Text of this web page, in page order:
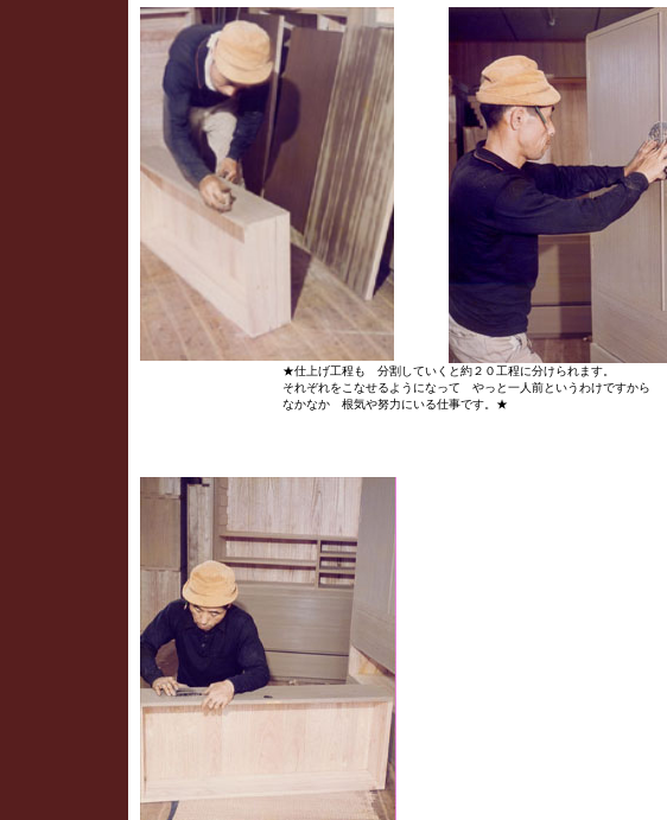
★仕上げ工程も 分割していくと約２０工程に分けられます。
それぞれをこなせるようになって やっと一人前というわけですから
なかなか 根気や努力にいる仕事です。★